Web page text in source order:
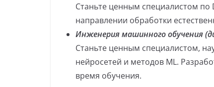
Станьте ценным специалистом по
направлении обработки
Инженерия машинного обучения
Станьте ценным специалистом,
нейросетей и методов ML.
время обучения.